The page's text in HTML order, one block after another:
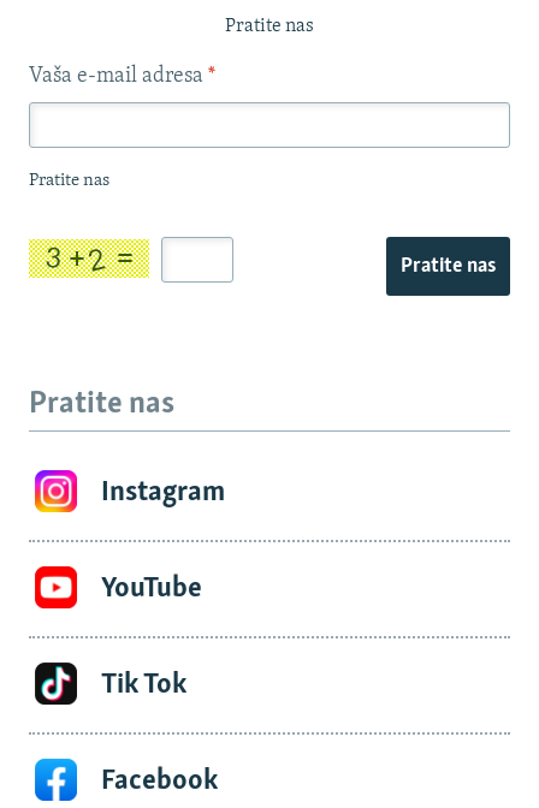
Pratite nas
Vaša e-mail adresa *
Pratite nas
Pratite nas
Pratite nas
Instagram
YouTube
Tik Tok
Facebook